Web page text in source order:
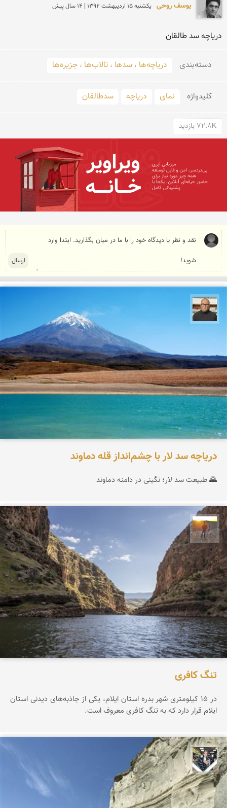
یوسف روحی يكشنبه 15 ارديبهشت 1392 | 14 سال پیش
دریاچه سد طالقان
دسته‌بندی دریاچه‌ها ، سدها ، تالاب‌ها ، جزیره‌ها
کلید‌واژه نمای دریاچه سدطالقان
72.8K بازدید
دریاچه سد لار با چشم‌انداز قله دماوند
🌄 طبیعت سد لار؛ نگینی در دامنه دماوند
مهدی مخلصیان
تنگ کافری
در ۱۵ کیلومتری شهر بدره استان ایلام، یکی از جاذبه‌های دیدنی استان
ایلام قرار دارد که به تنگ کافری معروف است.
فاطمه جداری